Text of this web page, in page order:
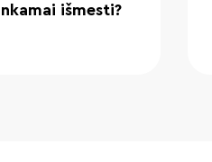
išmesti?